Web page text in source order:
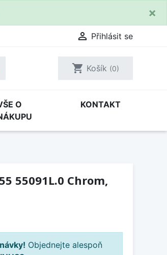
×
 Přihlásit se
shopping_cart Košík (0)
O
KONTAKT
55091L.0 Chrom,
Objednejte alespoň